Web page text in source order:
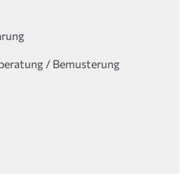
/ Bemusterung